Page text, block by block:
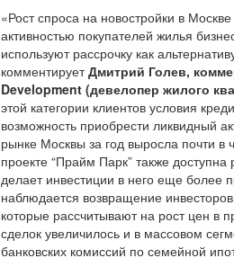
«Рост спроса на новостройки в
активностью покупателей жилья
используют рассрочку как
комментируетДмитрий Голев,
Development (девелопер жилого
этой категории клиентов условия
возможность приобрести ликвидный
рынке Москвы за год выросла почти
проекте “Прайм Парк” также доступна
делает инвестиции в него еще более
наблюдается возвращение
которые рассчитывают на рост цен в
сделок увеличилось и в массовом
банковских комиссий по семейной